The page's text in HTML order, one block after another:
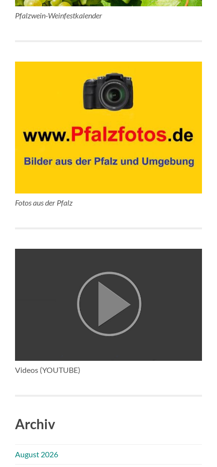
Pfalzwein-Weinfestkalender
Fotos aus der Pfalz
Videos (YOUTUBE)
Archiv
August 2026